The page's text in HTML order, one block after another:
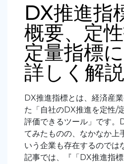
DX推進指
概要、定
定量指標
詳しく解説
DX推進指標とは、経済産
た「自社のDX推進を定性/
評価できるツール」です。
てみたものの、なかなか上
いう企業も存在するのでは
記事では、『「DX推進指